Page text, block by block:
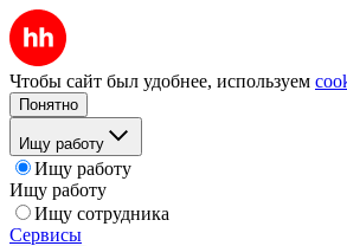
Чтобы сайт был удобнее, используем
Понятно
Ищу работу
Ищу работу
Ищу работу
Ищу сотрудника
Сервисы